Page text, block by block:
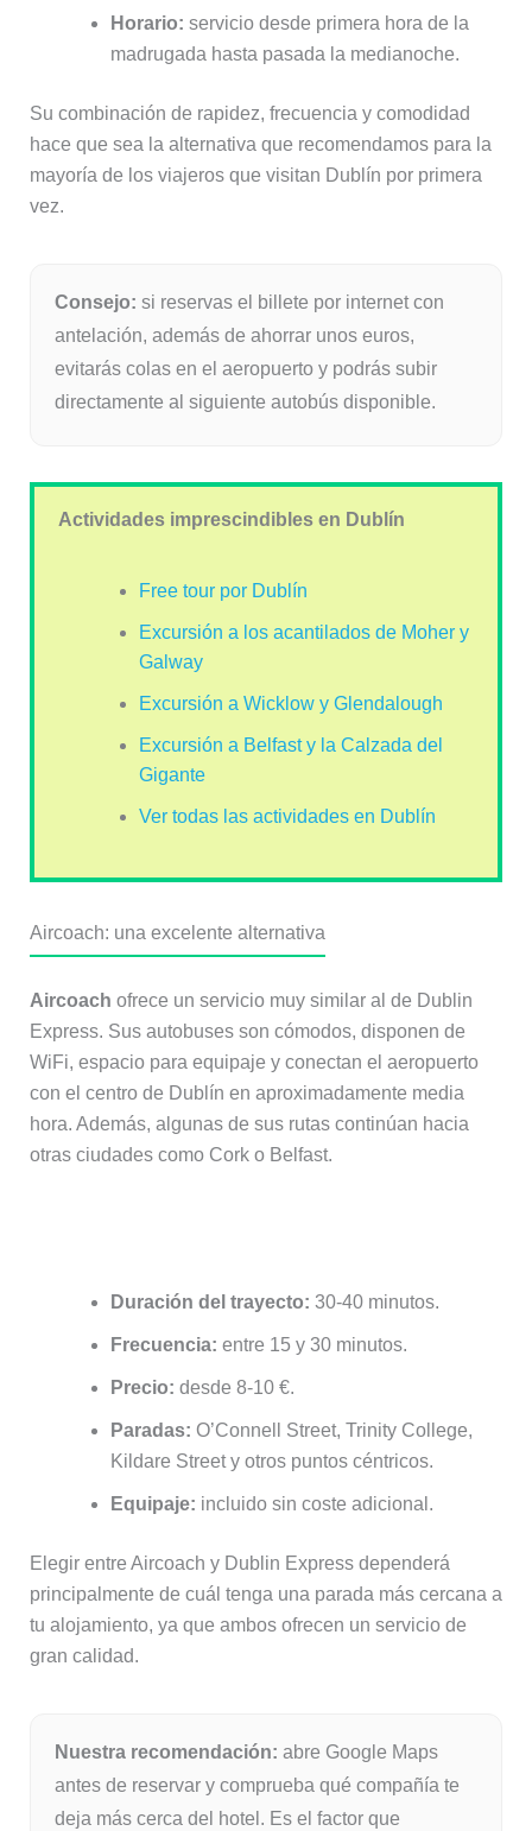
Horario: servicio desde primera hora de la
madrugada hasta pasada la medianoche.
Su combinación de rapidez, frecuencia y comodidad
hace que sea la alternativa que recomendamos para la
mayoría de los viajeros que visitan Dublín por primera
vez.
Consejo: si reservas el billete por internet con
antelación, además de ahorrar unos euros,
evitarás colas en el aeropuerto y podrás subir
directamente al siguiente autobús disponible.
Actividades imprescindibles en Dublín
Free tour por Dublín
Excursión a los acantilados de Moher y
Galway
Excursión a Wicklow y Glendalough
Excursión a Belfast y la Calzada del
Gigante
Ver todas las actividades en Dublín
Aircoach: una excelente alternativa
Aircoach ofrece un servicio muy similar al de Dublin
Express. Sus autobuses son cómodos, disponen de
WiFi, espacio para equipaje y conectan el aeropuerto
con el centro de Dublín en aproximadamente media
hora. Además, algunas de sus rutas continúan hacia
otras ciudades como Cork o Belfast.
Duración del trayecto: 30-40 minutos.
Frecuencia: entre 15 y 30 minutos.
Precio: desde 8-10 €.
Paradas: O’Connell Street, Trinity College,
Kildare Street y otros puntos céntricos.
Equipaje: incluido sin coste adicional.
Elegir entre Aircoach y Dublin Express dependerá
principalmente de cuál tenga una parada más cercana a
tu alojamiento, ya que ambos ofrecen un servicio de
gran calidad.
Nuestra recomendación: abre Google Maps
antes de reservar y comprueba qué compañía te
deja más cerca del hotel. Es el factor que